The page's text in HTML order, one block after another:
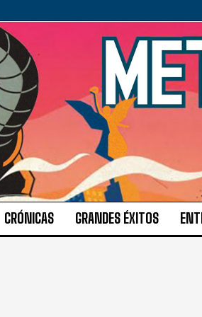
CRÓNICAS GRANDES ÉXITOS